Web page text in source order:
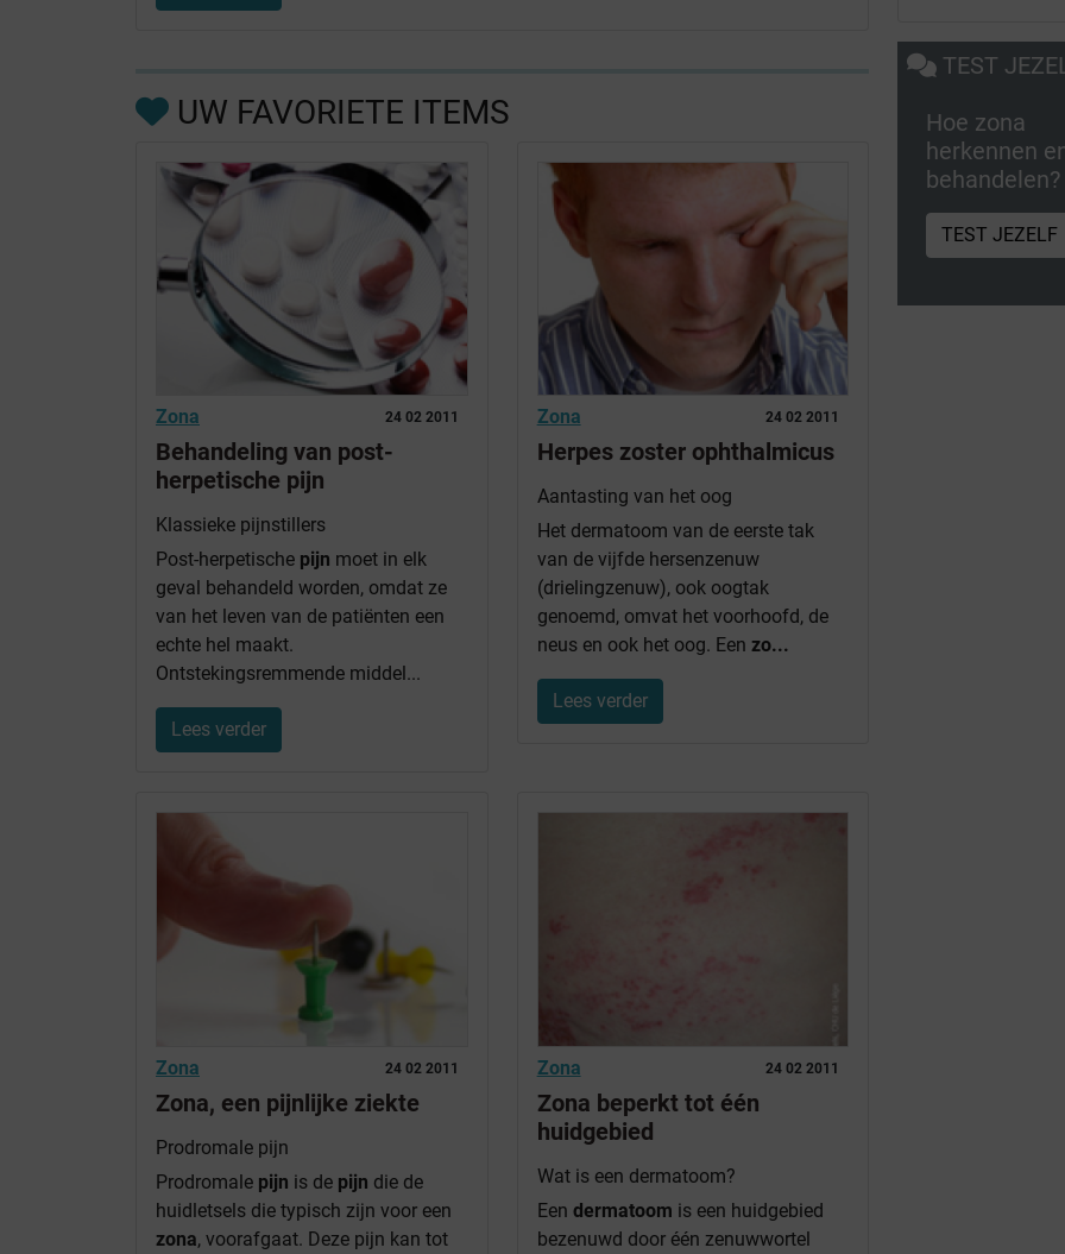
UW FAVORIETE ITEMS
24 02 2011
Zona
Behandeling van post-
herpetische pijn
Klassieke pijnstillers
Post-herpetische pijn moet in elk
geval behandeld worden, omdat ze
van het leven van de patiënten een
echte hel maakt.
Ontstekingsremmende middel...
Lees verder
24 02 2011
Zona
Herpes zoster ophthalmicus
Aantasting van het oog
Het dermatoom van de eerste tak
van de vijfde hersenzenuw
(drielingzenuw), ook oogtak
genoemd, omvat het voorhoofd, de
neus en ook het oog. Een zo...
Lees verder
24 02 2011
Zona
Zona, een pijnlijke ziekte
Prodromale pijn
Prodromale pijn is de pijn die de
huidletsels die typisch zijn voor een
zona, voorafgaat. Deze pijn kan tot
24 02 2011
Zona
Zona beperkt tot één
huidgebied
Wat is een dermatoom?
Een dermatoom is een huidgebied
bezenuwd door één zenuwwortel
TEST
Hoe zona
herkennen
behandelen?
TEST JEZELF